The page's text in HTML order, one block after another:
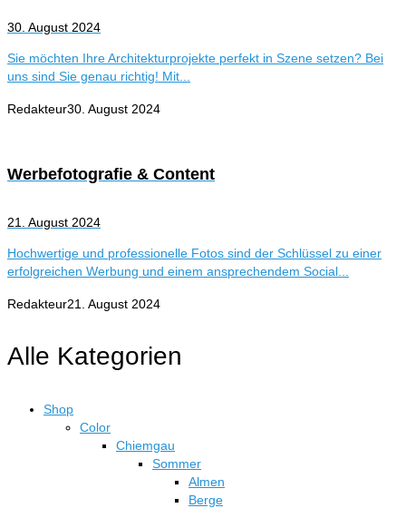
30. August 2024
Sie möchten Ihre Architekturprojekte perfekt in Szene setzen? Bei
uns sind Sie genau richtig! Mit...
Redakteur30. August 2024
Werbefotografie & Content
21. August 2024
Hochwertige und professionelle Fotos sind der Schlüssel zu einer
erfolgreichen Werbung und einem ansprechendem Social...
Redakteur21. August 2024
Alle Kategorien
Shop
Color
Chiemgau
Sommer
Almen
Berge